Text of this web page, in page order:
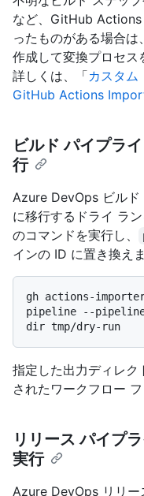
など、GitHub
ったものがある場合
作成して変換プロセス
詳しくは、「カスタム
GitHub Actions
ビルド パイプラ
行
Azure DevOps ビル
に移行するドライ ラ
のコマンドを実行し、
インの ID に置き換えま
gh actions-
pipeline --
指定した出力ディレク
されたワークフロー
リリース パイプ
実行
Azure DevOps リリ